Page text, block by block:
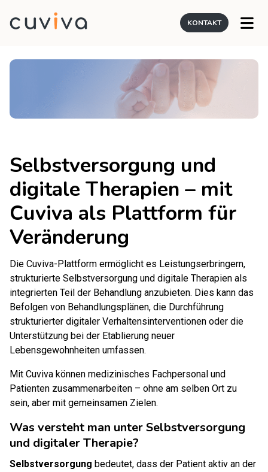
KONTAKT
Selbstversorgung und
digitale Therapien – mit
Cuviva als Plattform für
Veränderung
Die Cuviva-Plattform ermöglicht es Leistungserbringern,
strukturierte Selbstversorgung und digitale Therapien als
integrierten Teil der Behandlung anzubieten. Dies kann das
Befolgen von Behandlungsplänen, die Durchführung
strukturierter digitaler Verhaltensinterventionen oder die
Unterstützung bei der Etablierung neuer
Lebensgewohnheiten umfassen.
Mit Cuviva können medizinisches Fachpersonal und
Patienten zusammenarbeiten – ohne am selben Ort zu
sein, aber mit gemeinsamen Zielen.
Was versteht man unter Selbstversorgung
und digitaler Therapie?
Selbstversorgung bedeutet, dass der Patient aktiv an der